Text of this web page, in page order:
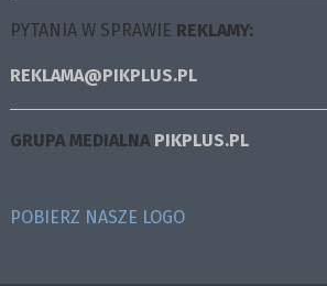
PYTANIA W SPRAWIE REKLAMY:
REKLAMA@PIKPLUS.PL
GRUPA MEDIALNA PIKPLUS.PL
POBIERZ NASZE LOGO